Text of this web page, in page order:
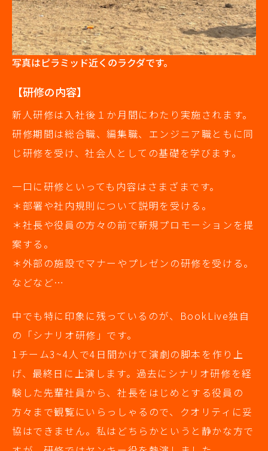
写真はピラミッド近くのラクダです。
【研修の内容】
新人研修は入社後１か月間にわたり実施されます。
研修期間は総合職、編集職、エンジニア職ともに同
じ研修を受け、社会人としての基礎を学びます。
一口に研修といっても内容はさまざまです。
＊部署や社内規則について説明を受ける。
＊社長や役員の方々の前で新規プロモーションを提
案する。
＊外部の施設でマナーやプレゼンの研修を受ける。
などなど…
中でも特に印象に残っているのが、BookLive独自
の「シナリオ研修」です。
1チーム3~4人で4日間かけて演劇の脚本を作り上
げ、最終日に上演します。過去にシナリオ研修を経
験した先輩社員から、社長をはじめとする役員の
方々まで観覧にいらっしゃるので、クオリティに妥
協はできません。私はどちらかというと静かな方で